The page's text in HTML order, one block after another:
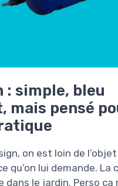
: simple, bleu
mais pensé
on est loin de
qu’on lui demande. La
dans le jardin. Perso ça